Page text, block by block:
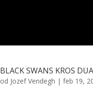
BLACK SWANS KROS
od Jozef Vendegh |feb 19,